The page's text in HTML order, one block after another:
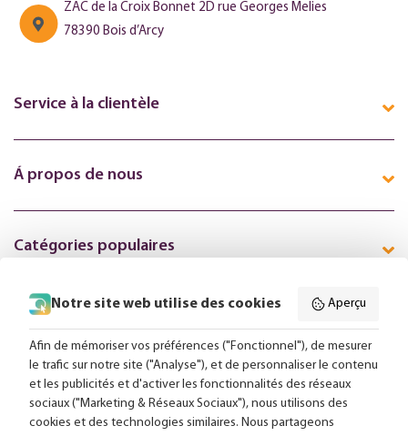
ZAC de la Croix Bonnet 2D rue Georges Melies
78390 Bois d’Arcy
Service à la clientèle
Á propos de nous
Catégories populaires
Suivez-nous en ligne:
Livraison gratuite à partir de 99,-
Notre site web utilise des cookies Aperçu
Afin de mémoriser vos préférences ("Fonctionnel"), de mesurer
le trafic sur notre site ("Analyse"), et de personnaliser le contenu
et les publicités et d'activer les fonctionnalités des réseaux
sociaux ("Marketing & Réseaux Sociaux"), nous utilisons des
cookies et des technologies similaires. Nous partageons